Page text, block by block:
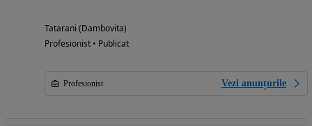
Tatarani (Dambovita)
Profesionist • Publicat
Profesionist Vezi anunțurile